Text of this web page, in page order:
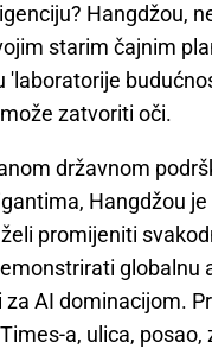
Hangdžou,
starim čajnim
'laboratorije
zatvoriti oči.
državnom
Hangdžou
promijeniti
globalnu
za AI dominacijom.
a, ulica, posao,